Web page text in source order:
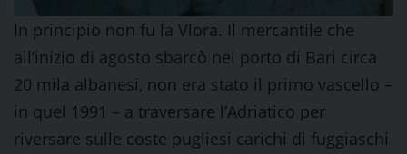
In principio non fu la Vlora. Il mercantile che
all’inizio di agosto sbarcò nel porto di Bari circa
20 mila albanesi, non era stato il primo vascello –
in quel 1991 – a traversare l’Adriatico per
riversare sulle coste pugliesi carichi di fuggiaschi